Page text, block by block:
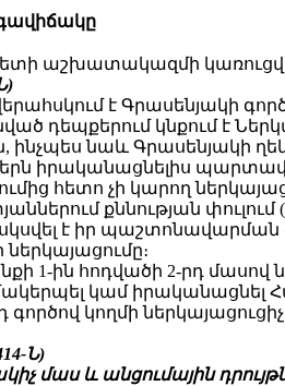
աշխատակազմի
է Գրասենյակի
կնքում է
ինչպես նաև Գրասենյակի
իրականացնելիս
հետո չի կարող
քննության
սկսվել է իր
1-ին հոդվածի 2-րդ
կամ
գործով կողմի
Ն)
մաս և անցումային